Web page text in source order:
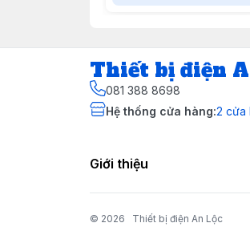
Thiết bị điện
081 388 8698
Hệ thống cửa hàng:2 cửa
Giới thiệu
© 2026 Thiết bị điện An Lộc